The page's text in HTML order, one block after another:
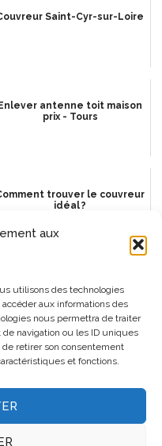
aux
utilisons des technologies
aux informations des
nous permettra de traiter
navigation ou les ID uniques
retirer son consentement
et fonctions.
Saint-Cyr-sur-Loire
antenne toit maison
prix - Tours
trouver le couvreur
idéal ?